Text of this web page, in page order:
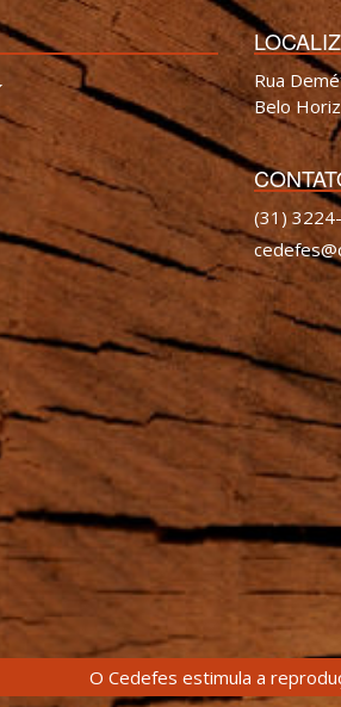
Rua
Belo
(31)
O Cedefes estimula a